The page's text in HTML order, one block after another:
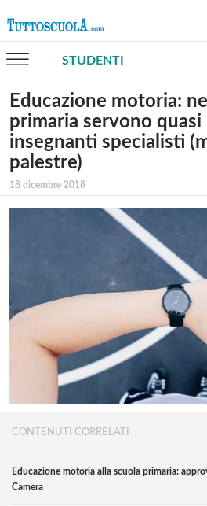
STUDENTI
Educazione motoria:
primaria servono quasi
insegnanti specialisti
palestre)
18 dicembre 2018
CONTENUTI CORRELATI
Educazione motoria alla scuola primaria:
Camera